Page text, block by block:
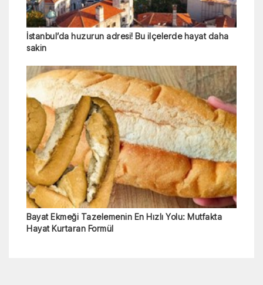
İstanbul’da huzurun adresi! Bu ilçelerde hayat daha
sakin
Bayat Ekmeği Tazelemenin En Hızlı Yolu: Mutfakta
Hayat Kurtaran Formül